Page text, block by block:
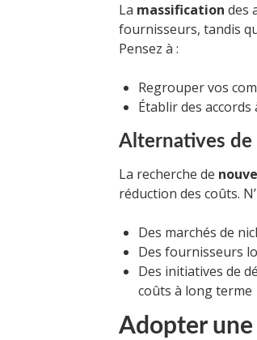
La massification des
fournisseurs, tandis
Pensez à :
Regrouper vos
Établir des
Alternatives de
La recherche de
réduction des coûts.
Des marchés de
Des fournisseurs
Des initiatives de
coûts à long terme
Adopter